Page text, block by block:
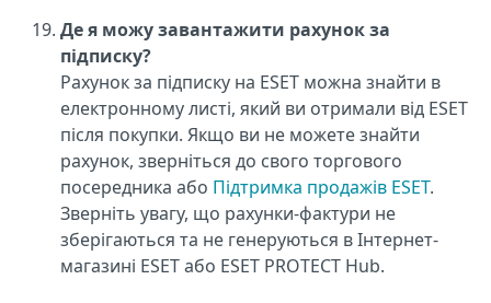
Де я можу завантажити рахунок за
підписку?
Рахунок за підписку на ESET можна знайти в
електронному листі, який ви отримали від ESET
після покупки. Якщо ви не можете знайти
рахунок, зверніться до свого торгового
посередника або Підтримка продажів ESET.
Зверніть увагу, що рахунки-фактури не
зберігаються та не генеруються в Інтернет-
магазині ESET або ESET PROTECT Hub.